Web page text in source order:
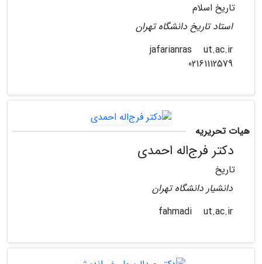
تاریخ اسلام
استاد تاریخ دانشگاه تهران
ut.ac.ir
هیات تحریریه
دکتر فرج‌اله احمدی
تاریخ
دانشیار دانشگاه تهران
ut.ac.ir